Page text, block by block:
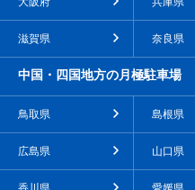
滋賀県 奈良県
中国・四国地方の月極駐車場
鳥取県 島根県
広島県 山口県